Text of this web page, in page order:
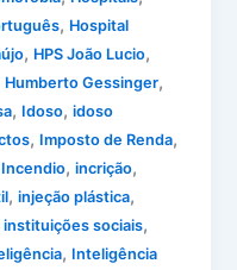
, Hospital
, HPS João Lucio,
Humberto Gessinger,
, Idoso,idoso
, Imposto de Renda,
Incendio,incrição,
,injeção plástica,
instituições sociais,
, Inteligência